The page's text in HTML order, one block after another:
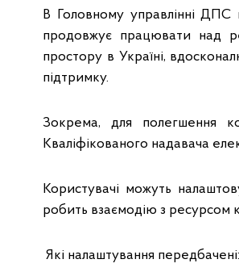
В Головному управлінні ДПС
продовжує працювати над
простору в Україні,
підтримку.
Зокрема, для полегшення
Кваліфікованого надавача
Користувачі можуть
робить взаємодію з
Які налаштування